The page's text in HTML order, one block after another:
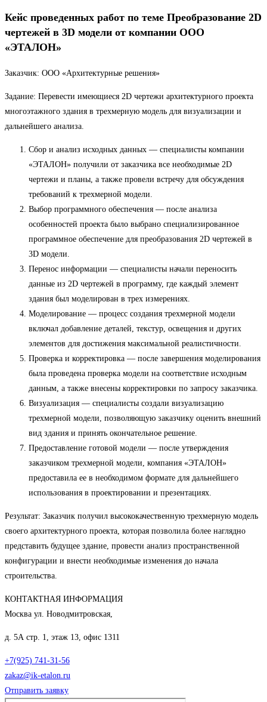
Кейс проведенных работ по теме Преобразование 2D
чертежей в 3D модели от компании ООО
«ЭТАЛОН»
Заказчик: ООО «Архитектурные решения»
Задание: Перевести имеющиеся 2D чертежи архитектурного проекта
многоэтажного здания в трехмерную модель для визуализации и
дальнейшего анализа.
Сбор и анализ исходных данных — специалисты компании
«ЭТАЛОН» получили от заказчика все необходимые 2D
чертежи и планы, а также провели встречу для обсуждения
требований к трехмерной модели.
Выбор программного обеспечения — после анализа
особенностей проекта было выбрано специализированное
программное обеспечение для преобразования 2D чертежей в
3D модели.
Перенос информации — специалисты начали переносить
данные из 2D чертежей в программу, где каждый элемент
здания был моделирован в трех измерениях.
Моделирование — процесс создания трехмерной модели
включал добавление деталей, текстур, освещения и других
элементов для достижения максимальной реалистичности.
Проверка и корректировка — после завершения моделирования
была проведена проверка модели на соответствие исходным
данным, а также внесены корректировки по запросу заказчика.
Визуализация — специалисты создали визуализацию
трехмерной модели, позволяющую заказчику оценить внешний
вид здания и принять окончательное решение.
Предоставление готовой модели — после утверждения
заказчиком трехмерной модели, компания «ЭТАЛОН»
предоставила ее в необходимом формате для дальнейшего
использования в проектировании и презентациях.
Результат: Заказчик получил высококачественную трехмерную модель
своего архитектурного проекта, которая позволила более наглядно
представить будущее здание, провести анализ пространственной
конфигурации и внести необходимые изменения до начала
строительства.
КОНТАКТНАЯ ИНФОРМАЦИЯ
Москва ул. Новодмитровская,
д. 5А стр. 1, этаж 13, офис 1311
+7(925) 741-31-56
zakaz@ik-etalon.ru
Отправить заявку